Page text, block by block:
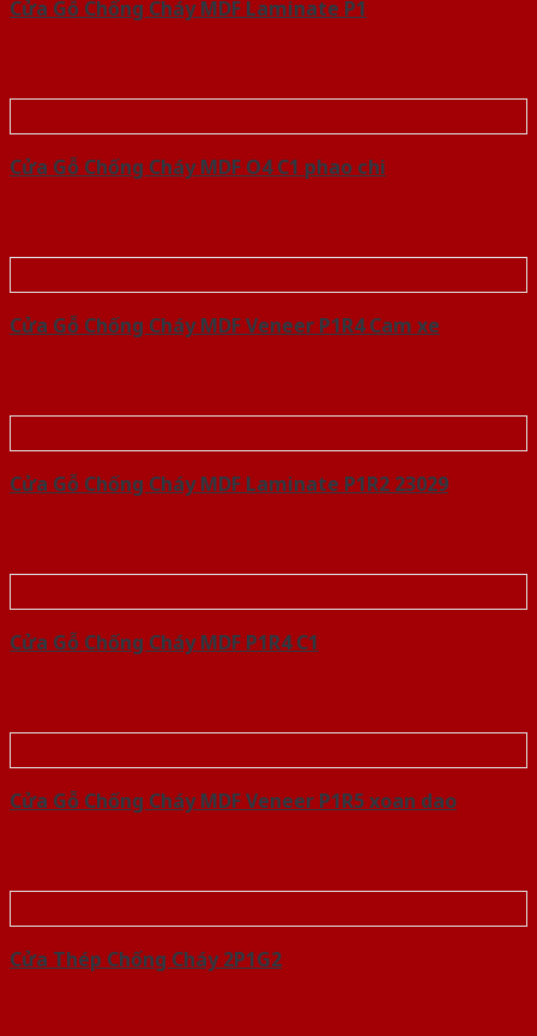
Cửa Gỗ Chống Cháy MDF Laminate P1
Cửa Gỗ Chống Cháy MDF O4 C1 phao chi
Cửa Gỗ Chống Cháy MDF Veneer P1R4 Cam xe
Cửa Gỗ Chống Cháy MDF Laminate P1R2 23029
Cửa Gỗ Chống Cháy MDF P1R4 C1
Cửa Gỗ Chống Cháy MDF Veneer P1R5 xoan dao
Cửa Thép Chống Cháy 2P1G2